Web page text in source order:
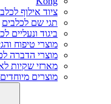
ציוד אילוף
תגי שם לכלבים
ביגוד ונעליים
מוצרי טיפוח
מוצרי הדברה
מארזי שקיות
מוצרים מיוחדים